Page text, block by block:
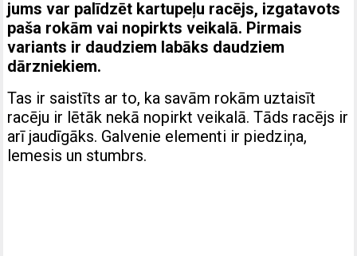
jums var palīdzēt kartupeļu racējs, izgatavots
paša rokām vai nopirkts veikalā. Pirmais
variants ir daudziem labāks daudziem
dārzniekiem.
Tas ir saistīts ar to, ka savām rokām uztaisīt
racēju ir lētāk nekā nopirkt veikalā. Tāds racējs ir
arī jaudīgāks. Galvenie elementi ir piedziņa,
lemesis un stumbrs.